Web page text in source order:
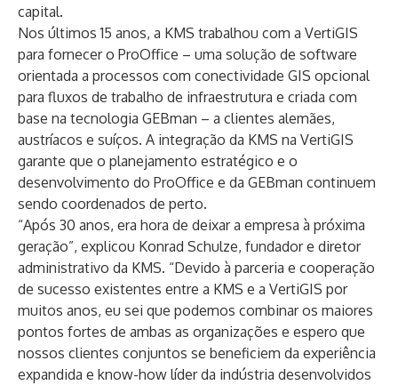
capital.
Nos últimos 15 anos, a KMS trabalhou com a VertiGIS
para fornecer o ProOffice – uma solução de software
orientada a processos com conectividade GIS opcional
para fluxos de trabalho de infraestrutura e criada com
base na tecnologia GEBman – a clientes alemães,
austríacos e suíços. A integração da KMS na VertiGIS
garante que o planejamento estratégico e o
desenvolvimento do ProOffice e da GEBman continuem
sendo coordenados de perto.
“Após 30 anos, era hora de deixar a empresa à próxima
geração”, explicou Konrad Schulze, fundador e diretor
administrativo da KMS. “Devido à parceria e cooperação
de sucesso existentes entre a KMS e a VertiGIS por
muitos anos, eu sei que podemos combinar os maiores
pontos fortes de ambas as organizações e espero que
nossos clientes conjuntos se beneficiem da experiência
expandida e know-how líder da indústria desenvolvidos